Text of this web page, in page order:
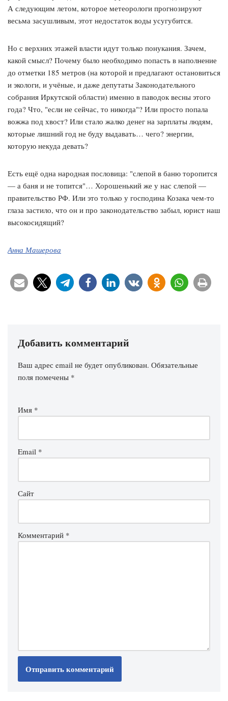
А следующим летом, которое метеорологи прогнозируют
весьма засушливым, этот недостаток воды усугубится.
Но с верхних этажей власти идут только понукания. Зачем,
какой смысл? Почему было необходимо попасть в наполнение
до отметки 185 метров (на которой и предлагают остановиться
и экологи, и учёные, и даже депутаты Законодательного
собрания Иркутской области) именно в паводок весны этого
года? Что, "если не сейчас, то никогда"? Или просто попала
вожжа под хвост? Или стало жалко денег на зарплаты людям,
которые лишний год не буду выдавать… чего? энергии,
которую некуда девать?
Есть ещё одна народная пословица: "слепой в баню торопится
— а баня и не топится"… Хорошенький же у нас слепой —
правительство РФ. Или это только у господина Козака чем-то
глаза застило, что он и про законодательство забыл, юрист наш
высокосидящий?
Анна Машерова
Добавить комментарий
Ваш адрес email не будет опубликован. Обязательные
поля помечены *
Имя *
Email *
Сайт
Комментарий *